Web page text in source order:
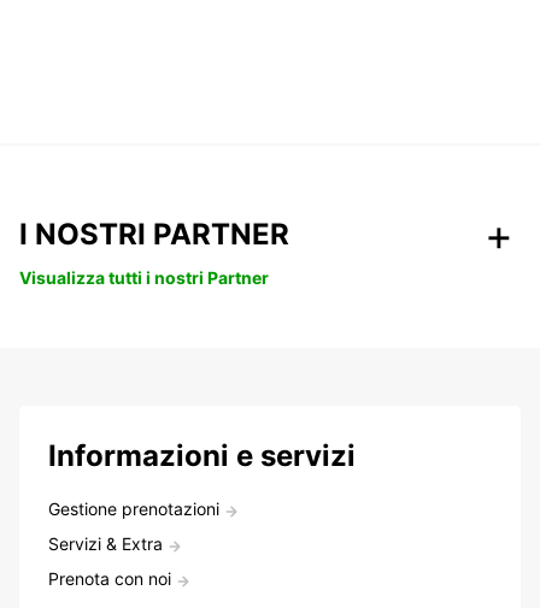
I NOSTRI PARTNER
Visualizza tutti i nostri Partner
Informazioni e servizi
Gestione prenotazioni
Servizi & Extra
Prenota con noi